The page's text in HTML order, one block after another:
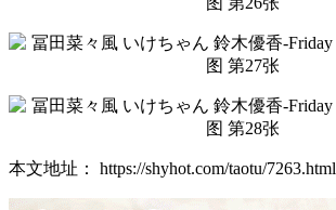
本文地址： https://shyhot.com/taotu/7263.html